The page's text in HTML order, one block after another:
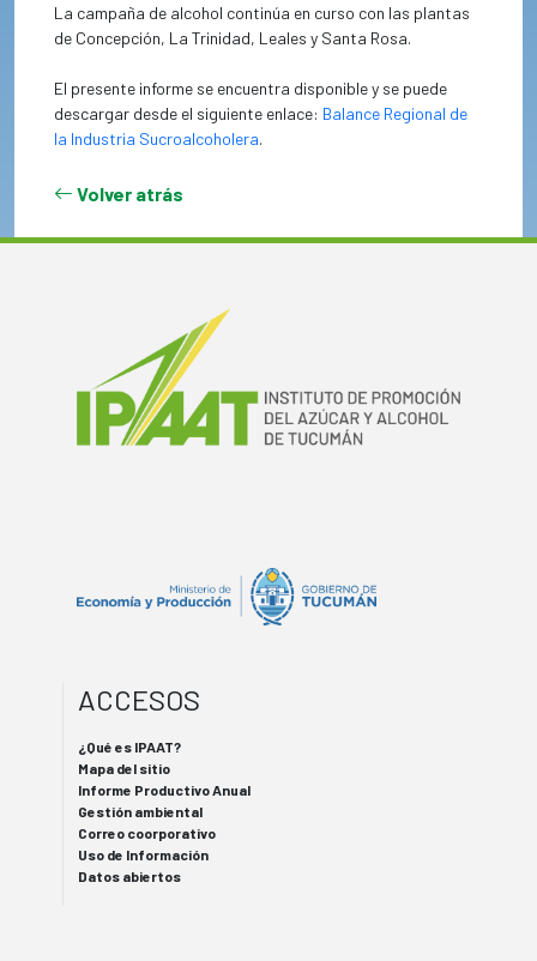
La campaña de alcohol continúa en curso con las plantas
de Concepción, La Trinidad, Leales y Santa Rosa.
El presente informe se encuentra disponible y se puede
descargar desde el siguiente enlace: Balance Regional de
la Industria Sucroalcoholera.
Volver atrás
ACCESOS
¿Qué es IPAAT?
Mapa del sitio
Informe Productivo Anual
Gestión ambiental
Correo coorporativo
Uso de Información
Datos abiertos